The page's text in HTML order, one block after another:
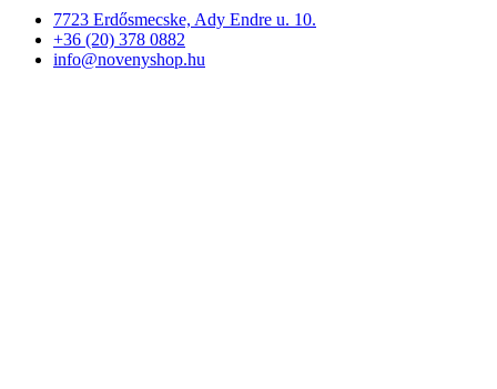
7723 Erdősmecske, Ady Endre u. 10.
+36 (20) 378 0882
info@novenyshop.hu